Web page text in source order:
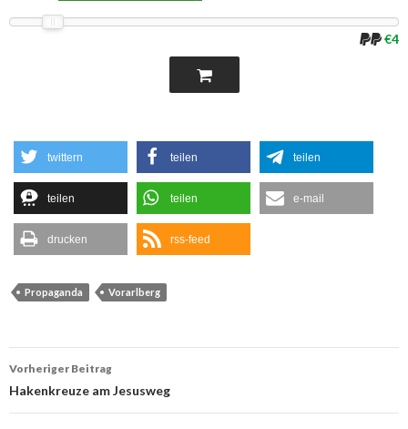
€4
twittern teilen teilen
teilen teilen e-mail
drucken rss-feed
Propaganda Vorarlberg
Beitrags-
Navigation
Vorheriger Beitrag
Hakenkreuze am Jesusweg